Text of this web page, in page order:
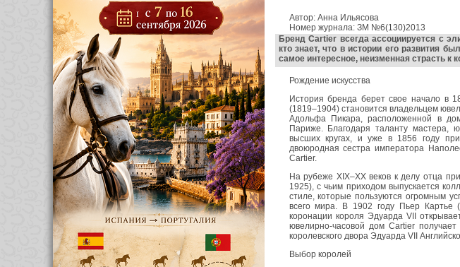
Автор: Анна Ильясова
Номер журнала: ЗМ №6(130)2013
Бренд Cartier всегда ассоциируется с
кто знает, что в истории его развития
самое интересное, неизменная страсть к
Рождение искусства
История бренда берет свое начало в
(1819–1904) становится владельцем
Адольфа Пикара, расположенной в
Париже. Благодаря таланту мастера,
высших кругах, и уже в 1856 году
двоюродная сестра императора
Cartier.
На рубеже XIX–XX веков к делу отца
1925), с чьим приходом выпускается
стиле, которые пользуются огромным
всего мира. В 1902 году Пьер Картье
коронации короля Эдуарда VII
ювелирно-часовой дом Cartier
королевского двора Эдуарда VII
Выбор королей